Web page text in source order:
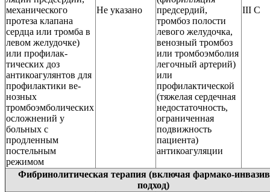
механического
протеза клапана
сердца или тромба в
левом желудочке)
или профилак-
тических доз
антикоагулянтов для
профилактики ве-
нозных
тромбоэмболических
осложнений у
больных c
продленным
постельным
режимом
Не указано
предсердий,
тромбоз полости
левого желудочка,
венозный тромбоз
или тромбоэмболия
легочный артерий)
или
профилактической
(тяжелая сердечная
недостаточность,
ограниченная
подвижность
пациента)
антикоагуляции
III С
Фибринолитическая терапия (включая фармако-
подход)